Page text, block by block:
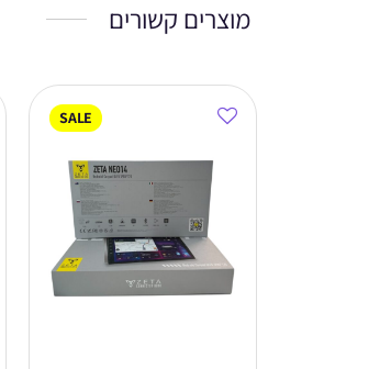
מוצרים קשורים
SALE